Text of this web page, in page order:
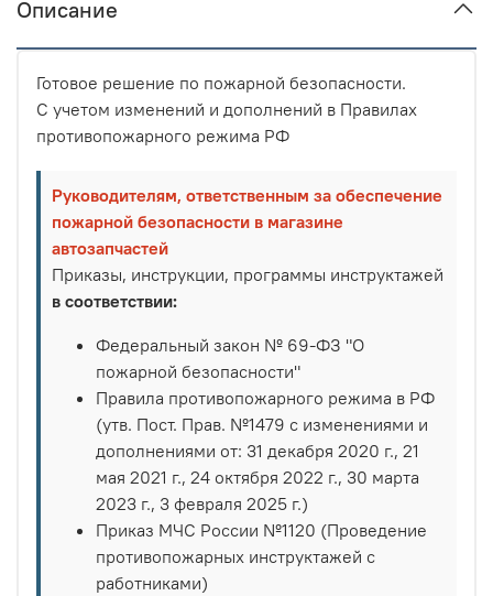
Описание
Готовое решение по пожарной безопасности.
С учетом изменений и дополнений в Правилах
противопожарного режима РФ
Руководителям, ответственным за обеспечение
пожарной безопасности в магазине
автозапчастей
Приказы, инструкции, программы инструктажей
в соответствии:
Федеральный закон № 69-ФЗ "О
пожарной безопасности"
Правила противопожарного режима в РФ
(утв. Пост. Прав. №1479 с изменениями и
дополнениями от: 31 декабря 2020 г., 21
мая 2021 г., 24 октября 2022 г., 30 марта
2023 г., 3 февраля 2025 г.)
Приказ МЧС России №1120 (Проведение
противопожарных инструктажей с
работниками)